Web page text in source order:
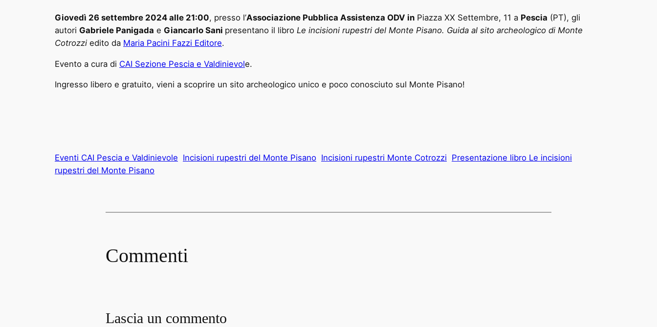
Giovedì 26 settembre 2024 alle 21:00, presso l’Associazione Pubblica Assistenza ODV in Piazza XX Settembre, 11 a Pescia (PT), gli
autori Gabriele Panigada e Giancarlo Sani presentano il libro Le incisioni rupestri del Monte Pisano. Guida al sito archeologico di Monte
Cotrozzi edito da Maria Pacini Fazzi Editore.
Evento a cura di CAI Sezione Pescia e Valdinievole.
Ingresso libero e gratuito, vieni a scoprire un sito archeologico unico e poco conosciuto sul Monte Pisano!
Eventi CAI Pescia e Valdinievole Incisioni rupestri del Monte Pisano Incisioni rupestri Monte Cotrozzi Presentazione libro Le incisioni
rupestri del Monte Pisano
Commenti
Lascia un commento